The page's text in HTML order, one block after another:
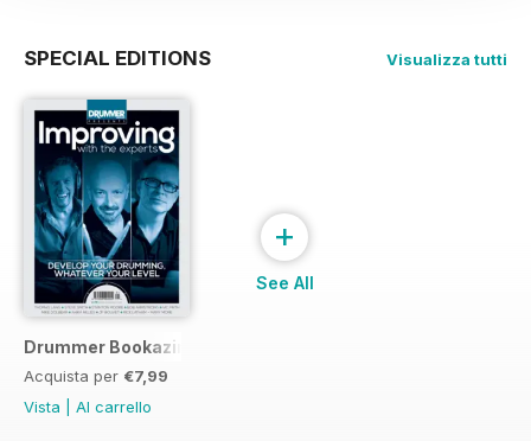
SPECIAL EDITIONS Visualizza tutti
Drummer Bookazine 2015
Acquista per €7,99
Vista
Al carrello
+
See All